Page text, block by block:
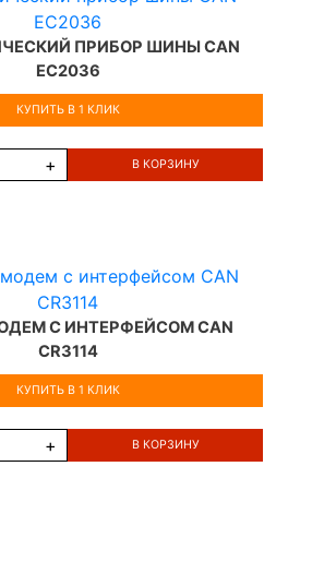
ПРИБОР ШИНЫ CAN
EC2036
КУПИТЬ В 1 КЛИК
+ В КОРЗИНУ
С ИНТЕРФЕЙСОМ CAN
CR3114
КУПИТЬ В 1 КЛИК
+ В КОРЗИНУ